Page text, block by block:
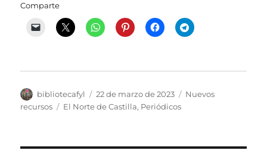
Comparte
Autor
bibliotecafyl
Publicado
el
22 de marzo de 2023 Categorías
Nuevos
recursos
Etiquetas
El Norte de Castilla, Periódicos